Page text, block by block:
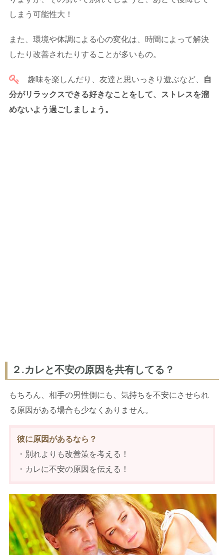
しまう可能性大！
また、環境や体調による心の変化は、時間によって解決
したり改善されたりすることが多いもの。
趣味を楽しんだり、友達と思いっきり遊ぶなど、
自
分がリラックスできる好きなことをして、ストレスを溜
めないよう過ごしましょう。
２.カレと不安の原因を共有してる？
もちろん、相手の男性側にも、気持ちを不安にさせられ
る原因がある場合も少なくありません。
彼に原因があるなら？
・別れよりも改善策を考える！
・カレに不安の原因を伝える！